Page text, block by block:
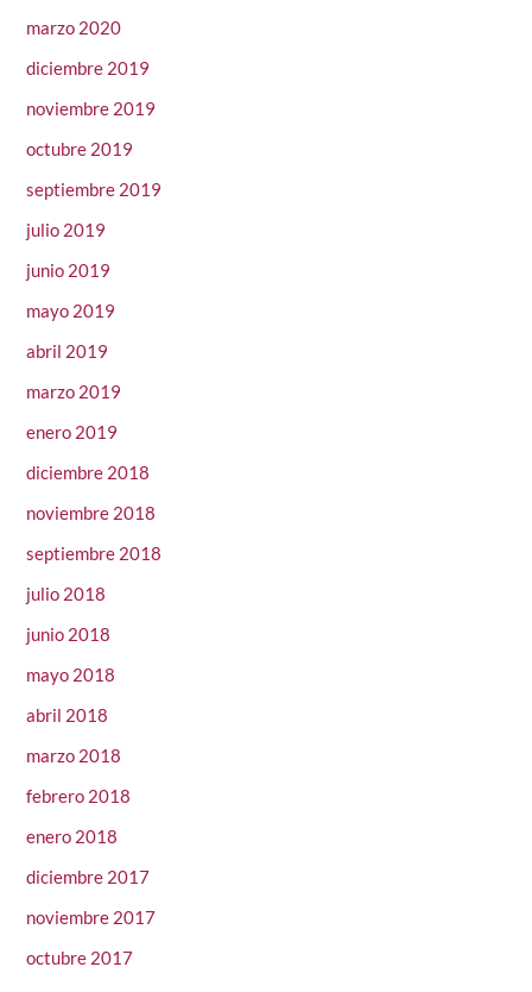
marzo 2020
diciembre 2019
noviembre 2019
octubre 2019
septiembre 2019
julio 2019
junio 2019
mayo 2019
abril 2019
marzo 2019
enero 2019
diciembre 2018
noviembre 2018
septiembre 2018
julio 2018
junio 2018
mayo 2018
abril 2018
marzo 2018
febrero 2018
enero 2018
diciembre 2017
noviembre 2017
octubre 2017